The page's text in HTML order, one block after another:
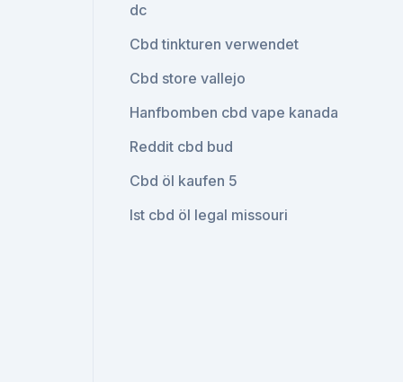
dc
Cbd tinkturen verwendet
Cbd store vallejo
Hanfbomben cbd vape kanada
Reddit cbd bud
Cbd öl kaufen 5
Ist cbd öl legal missouri